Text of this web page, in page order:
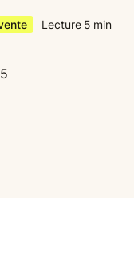
Lecture 5 min